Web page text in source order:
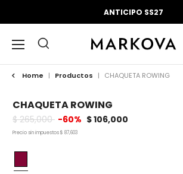
ANTICIPO SS27
Home | Productos | CHAQUETA ROWING
CHAQUETA ROWING
$ 265,000 -60% $ 106,000
Precio sin impuestos$ 87,603